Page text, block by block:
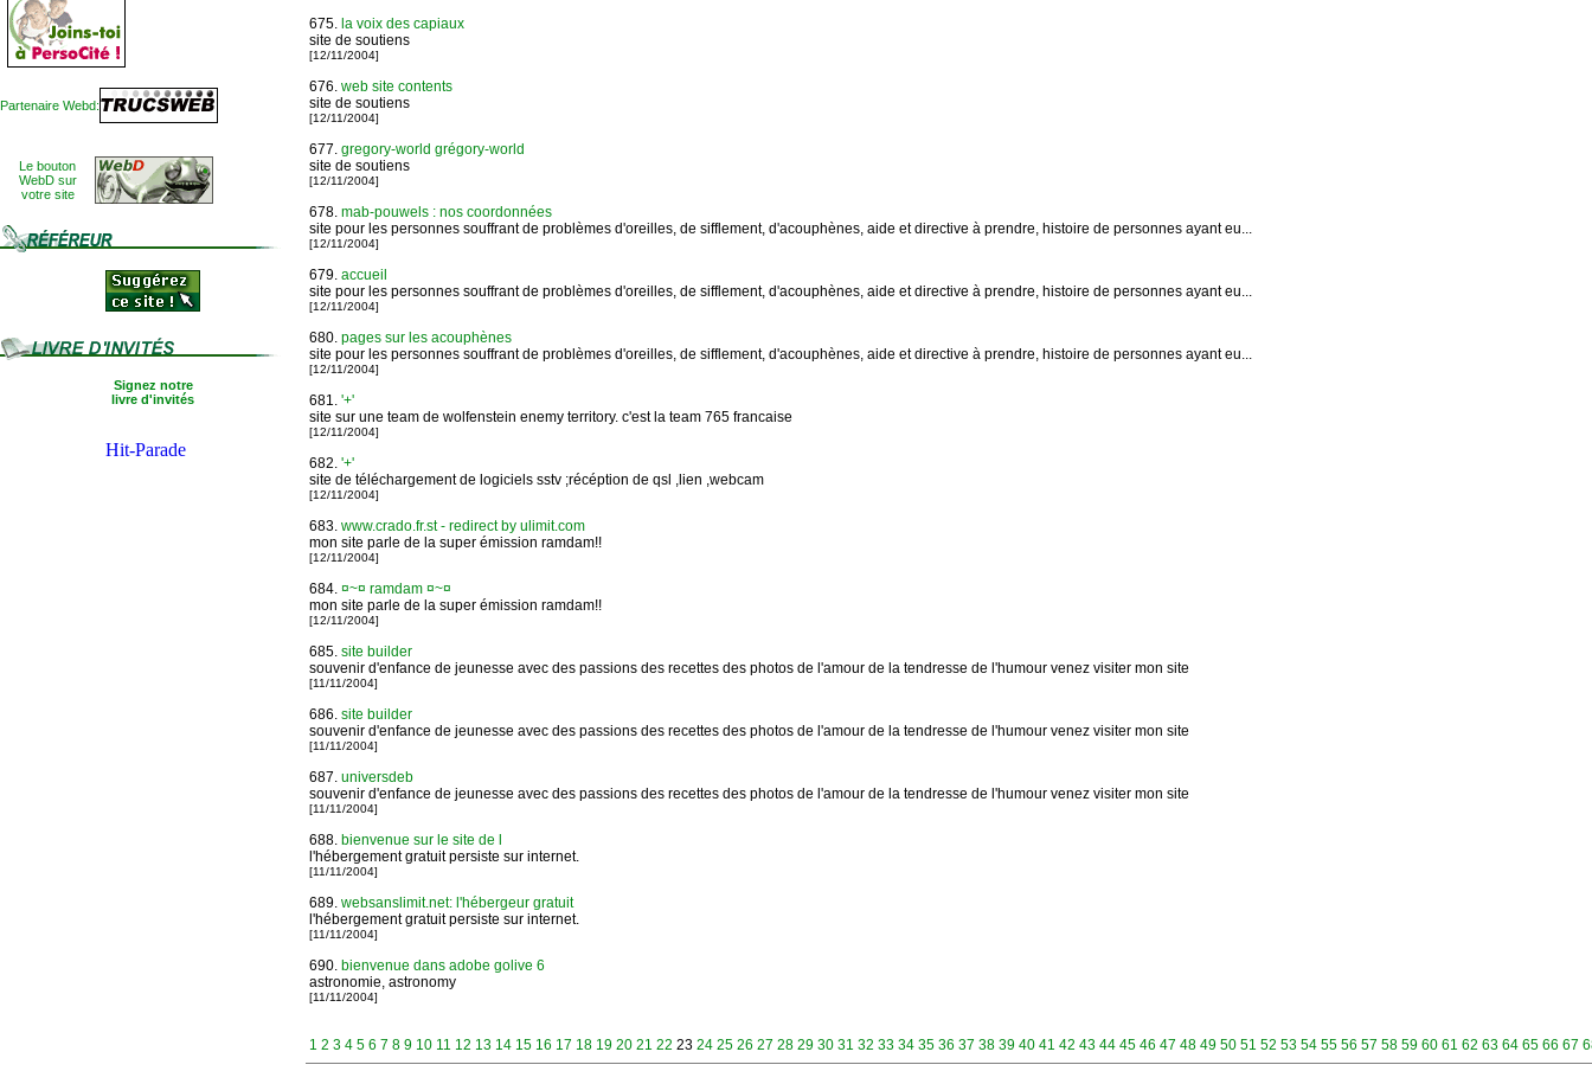
Partenaire Webd:
Le bouton
WebD sur
votre site
Signez notre
livre d'invités
675. la voix des capiaux
site de soutiens
[12/11/2004]
676. web site contents
site de soutiens
[12/11/2004]
677. gregory-world grégory-world
site de soutiens
[12/11/2004]
678. mab-pouwels : nos coordonnées
site pour les personnes souffrant de problèmes d'oreilles, de sifflement, d'acouphènes, aide et directive à prendre, histoire de personnes ayant eu...
[12/11/2004]
679. accueil
site pour les personnes souffrant de problèmes d'oreilles, de sifflement, d'acouphènes, aide et directive à prendre, histoire de personnes ayant eu...
[12/11/2004]
680. pages sur les acouphènes
site pour les personnes souffrant de problèmes d'oreilles, de sifflement, d'acouphènes, aide et directive à prendre, histoire de personnes ayant eu...
[12/11/2004]
681. '+'
site sur une team de wolfenstein enemy territory. c'est la team 765 francaise
[12/11/2004]
682. '+'
site de téléchargement de logiciels sstv ;récéption de qsl ,lien ,webcam
[12/11/2004]
683. www.crado.fr.st - redirect by ulimit.com
mon site parle de la super émission ramdam!!
[12/11/2004]
684. ¤~¤ ramdam ¤~¤
mon site parle de la super émission ramdam!!
[12/11/2004]
685. site builder
souvenir d'enfance de jeunesse avec des passions des recettes des photos de l'amour de la tendresse de l'humour venez visiter mon site
[11/11/2004]
686. site builder
souvenir d'enfance de jeunesse avec des passions des recettes des photos de l'amour de la tendresse de l'humour venez visiter mon site
[11/11/2004]
687. universdeb
souvenir d'enfance de jeunesse avec des passions des recettes des photos de l'amour de la tendresse de l'humour venez visiter mon site
[11/11/2004]
688. bienvenue sur le site de l
l'hébergement gratuit persiste sur internet.
[11/11/2004]
689. websanslimit.net: l'hébergeur gratuit
l'hébergement gratuit persiste sur internet.
[11/11/2004]
690. bienvenue dans adobe golive 6
astronomie, astronomy
[11/11/2004]
1 2 3 4 5 6 7 8 9 10 11 12 13 14 15 16 17 18 19 20 21 22 23 24 25 26 27 28 29 30 31 32 33 34 35 36 37 38 39 40 41 42 43 44 45 46 47 48 49 50 51 52 53 54 55 56 57 58 59 60 61 62 63 64 65 66 67